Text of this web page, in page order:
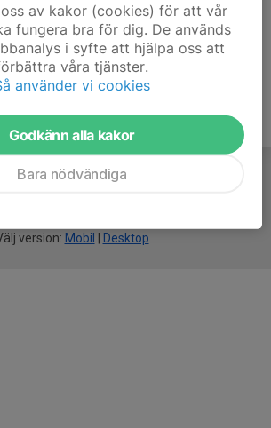
version: Mobil Desktop
av kakor (cookies) för att vår
fungera bra för dig. De används
i syfte att hjälpa oss att
våra tjänster.
använder vi cookies
Godkänn alla kakor
Bara nödvändiga